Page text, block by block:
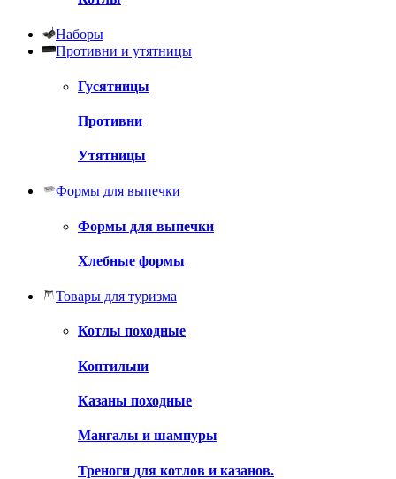
Наборы
Противни и утятницы
Гусятницы
Противни
Утятницы
Формы для выпечки
Формы для выпечки
Хлебные формы
Товары для туризма
Котлы походные
Коптильни
Казаны походные
Мангалы и шампуры
Треноги для котлов и казанов.